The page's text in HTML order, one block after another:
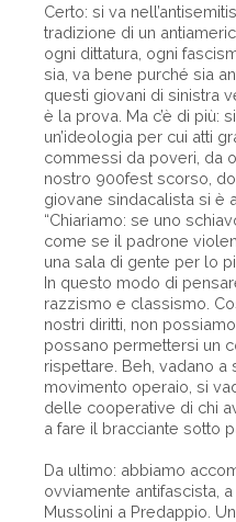
Certo: si va
tradizione di un
ogni dittatura, ogni
sia, va bene purché sia
questi giovani di sinistra
è la prova. Ma c’è di più:
un’ideologia per cui atti
commessi da poveri, da
nostro 900fest scorso,
giovane sindacalista si è
“Chiariamo: se uno
come se il padrone
una sala di gente per lo
In questo modo di
razzismo e classismo.
nostri diritti, non
possano permettersi un
rispettare. Beh, vadano a
movimento operaio, si
delle cooperative di chi
a fare il bracciante sotto
Da ultimo: abbiamo
ovviamente antifascista,
Mussolini a Predappio.